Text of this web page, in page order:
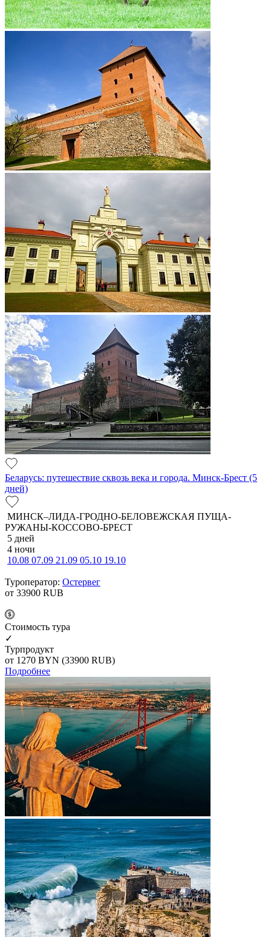
Беларусь: путешествие сквозь века и города. Минск-Брест (5
дней)
МИНСК–ЛИДА-ГРОДНО-БЕЛОВЕЖСКАЯ ПУЩА-
РУЖАНЫ-КОССОВО-БРЕСТ
5 дней
4 ночи
10.08 07.09 21.09 05.10 19.10
Туроператор: Остервег
от 33900 RUB
Cтоимость тура
✓
Турпродукт
от 1270 BYN (33900 RUB)
Подробнее